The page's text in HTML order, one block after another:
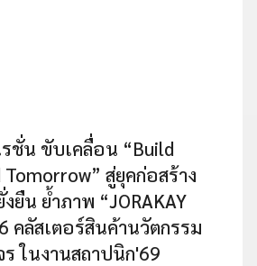
ชั่น ขับเคลื่อน “Build
Tomorrow” สู่ยุคก่อสร้าง
น ย้ำภาพ “JORAKAY
คลัสเตอร์สินค้านวัตกรรม
ในงานสถาปนิก'69